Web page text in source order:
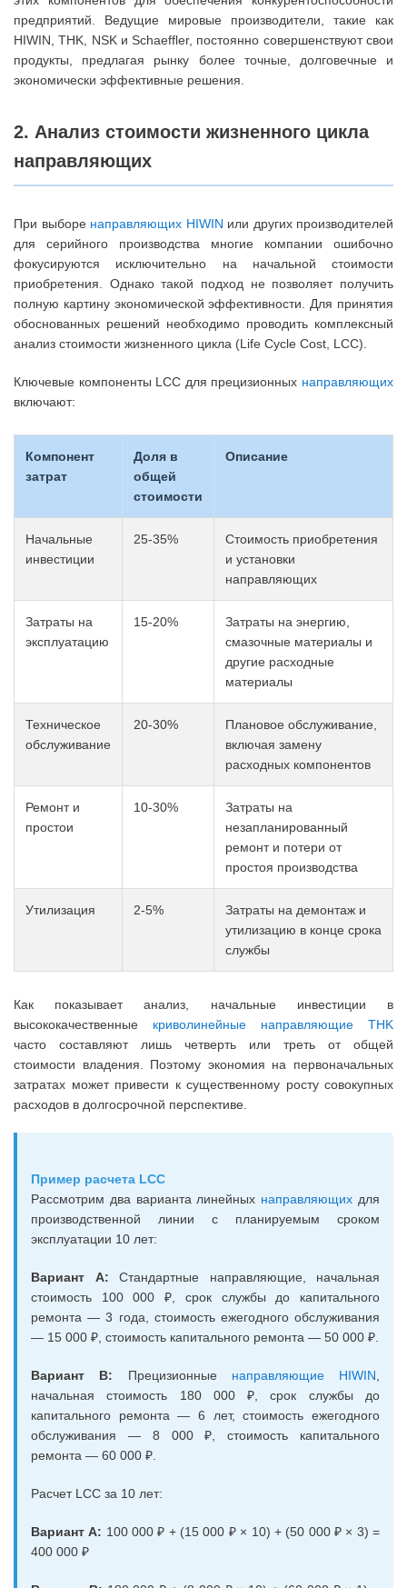
предприятий. Ведущие мировые производители, такие как
HIWIN, THK, NSK и Schaeffler, постоянно совершенствуют свои
продукты, предлагая рынку более точные, долговечные и
экономически эффективные решения.
2. Анализ стоимости жизненного цикла
направляющих
При выборе направляющих HIWIN или других производителей
для серийного производства многие компании ошибочно
фокусируются исключительно на начальной стоимости
приобретения. Однако такой подход не позволяет получить
полную картину экономической эффективности. Для принятия
обоснованных решений необходимо проводить комплексный
анализ стоимости жизненного цикла (Life Cycle Cost, LCC).
Ключевые компоненты LCC для прецизионных направляющих
включают:
Компонент
затрат
Доля в
общей
стоимости
Описание
Начальные
инвестиции
25-35%
Стоимость приобретения
и установки
направляющих
Затраты на
эксплуатацию
15-20%
Затраты на энергию,
смазочные материалы и
другие расходные
материалы
Техническое
обслуживание
20-30%
Плановое обслуживание,
включая замену
расходных компонентов
Ремонт и
простои
10-30%
Затраты на
незапланированный
ремонт и потери от
простоя производства
Утилизация 2-5%
Затраты на демонтаж и
утилизацию в конце срока
службы
Как показывает анализ, начальные инвестиции в
высококачественные криволинейные направляющие THK
часто составляют лишь четверть или треть от общей
стоимости владения. Поэтому экономия на первоначальных
затратах может привести к существенному росту совокупных
расходов в долгосрочной перспективе.
Пример расчета LCC
Рассмотрим два варианта линейных направляющих для
производственной линии с планируемым сроком
эксплуатации 10 лет:
Вариант A: Стандартные направляющие, начальная
стоимость 100 000 ₽, срок службы до капитального
ремонта — 3 года, стоимость ежегодного обслуживания
— 15 000 ₽, стоимость капитального ремонта — 50 000 ₽.
Вариант B: Прецизионные направляющие HIWIN
начальная стоимость 180 000 ₽, срок службы до
капитального ремонта — 6 лет, стоимость ежегодного
обслуживания — 8 000 ₽, стоимость капитального
ремонта — 60 000 ₽.
Расчет LCC за 10 лет:
Вариант A: 100 000 ₽ + (15 000 ₽ × 10) + (50 000 ₽ × 3) =
400 000 ₽